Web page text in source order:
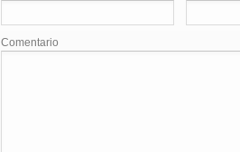
Comentario